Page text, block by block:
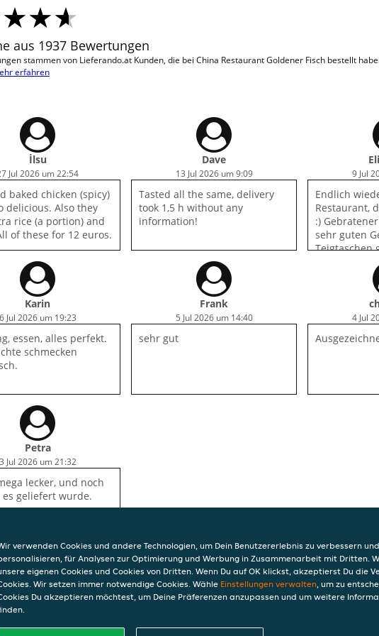
aus 1937 Bewertungen
stammen von Lieferando.at Kunden, die bei China Restaurant Goldener Fisch bestellt
erfahren
İlsu
Jul 2026 um 22:54
baked chicken (spicy)
delicious. Also they
rice (a portion) and
of these for 12 euros.
Dave
13 Jul 2026 um 9:09
Tasted all the same, delivery
took 1,5 h without any
information!
9 Jul
Endlich
Restaurant,
:)
sehr guten
Teigtaschen
Karin
6 Jul 2026 um 19:23
essen, alles perfekt.
schmecken
Frank
5 Jul 2026 um 14:40
sehr gut
4 Jul
Petra
3 Jul 2026 um 21:32
lecker, und noch
es geliefert wurde.
Restaurant Goldener Fisch
verwenden Cookies und andere Technologien, um Dein Benutzererlebnis zu verbessern
für Analysen zur Optimierung und Werbung in Zusammenarbeit mit Dritten.
eigenen Cookies und Cookies von Dritten. Wenn Du auf OK klickst, akzeptierst Du die
Wir setzen immer notwendige Cookies. Wähle Einstellungen verwalten, um zu
Du akzeptieren möchtest, um Deine Präferenzen anzupassen und um weitere